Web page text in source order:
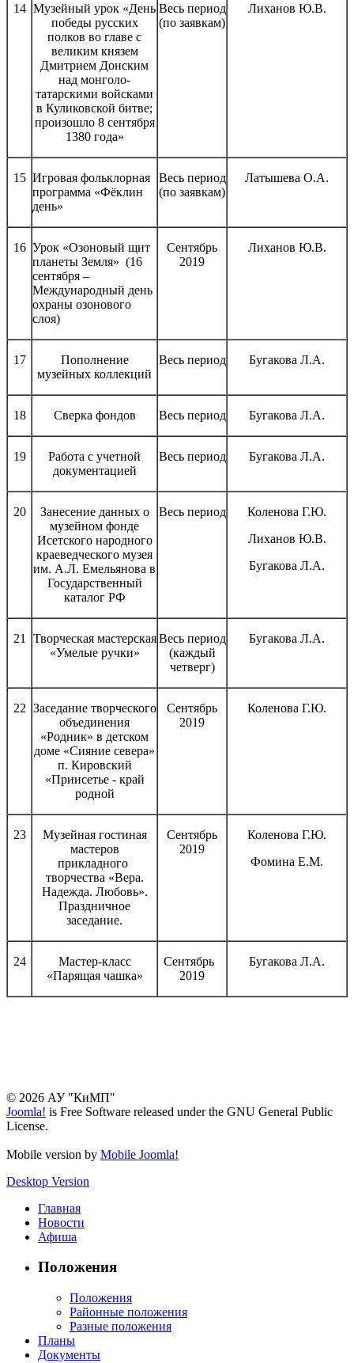
14 Музейный урок «День
победы русских
полков во главе с
великим князем
Дмитрием Донским
над монголо-
татарскими войсками
в Куликовской битве;
произошло 8 сентября
1380 года»
Весь период
(по заявкам)
Лиханов Ю.В.
15 Игровая фольклорная
программа «Фёклин
день»
Весь период
(по заявкам)
Латышева О.А.
16 Урок «Озоновый щит
планеты Земля» (16
сентября –
Международный день
охраны озонового
слоя)
Сентябрь
2019
Лиханов Ю.В.
17
Пополнение
музейных коллекций
Весь период Бугакова Л.А.
18 Сверка фондов Весь период Бугакова Л.А.
19
Работа с учетной
документацией
Весь период Бугакова Л.А.
20
Занесение данных о
музейном фонде
Исетского народного
краеведческого музея
им. А.Л. Емельянова в
Государственный
каталог РФ
Весь период
Коленова Г.Ю.
Лиханов Ю.В.
Бугакова Л.А.
21
Творческая мастерская
«Умелые ручки»
Весь период
(каждый
четверг)
Бугакова Л.А.
22 Заседание творческого
объединения
«Родник» в детском
доме «Сияние севера»
п. Кировский
«Приисетье - край
родной
Сентябрь
2019
Коленова Г.Ю.
23
Музейная гостиная
мастеров
прикладного
творчества «Вера.
Надежда. Любовь».
Праздничное
заседание.
Сентябрь
2019
Коленова Г.Ю.
Фомина Е.М.
24
Мастер-класс
«Парящая чашка»
Сентябрь
2019
Бугакова Л.А.
© 2026 АУ "КиМП"
Joomla! is Free Software released under the GNU General Public
License.
Mobile version by Mobile Joomla!
Desktop Version
Главная
Новости
Афиша
Положения
Положения
Районные положения
Разные положения
Планы
Документы